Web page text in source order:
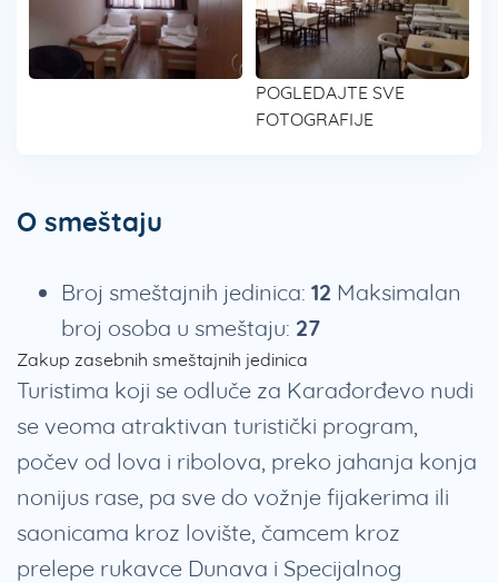
POGLEDAJTE SVE
FOTOGRAFIJE
O smeštaju
Broj smeštajnih jedinica: 12 Maksimalan
broj osoba u smeštaju: 27
Zakup zasebnih smeštajnih jedinica
Turistima koji se odluče za Karađorđevo nudi
se veoma atraktivan turistički program,
počev od lova i ribolova, preko jahanja konja
nonijus rase, pa sve do vožnje fijakerima ili
saonicama kroz lovište, čamcem kroz
prelepe rukavce Dunava i Specijalnog